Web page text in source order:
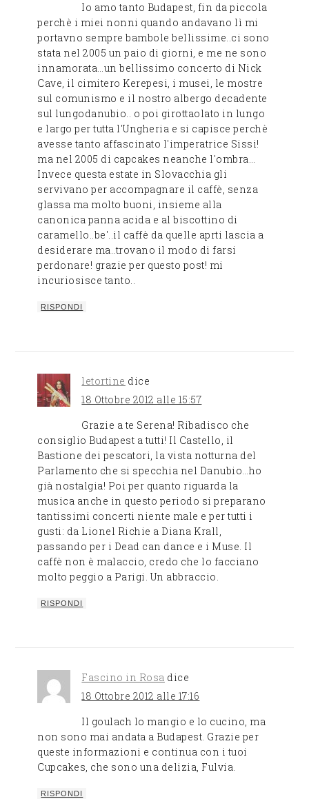
Io amo tanto Budapest, fin da piccola
perchè i miei nonni quando andavano lì mi
portavno sempre bambole bellissime..ci sono
stata nel 2005 un paio di giorni, e me ne sono
innamorata…un bellissimo concerto di Nick
Cave, il cimitero Kerepesi, i musei, le mostre
sul comunismo e il nostro albergo decadente
sul lungodanubio.. o poi girottaolato in lungo
e largo per tutta l'Ungheria e si capisce perchè
avesse tanto affascinato l'imperatrice Sissi!
ma nel 2005 di capcakes neanche l'ombra…
Invece questa estate in Slovacchia gli
servivano per accompagnare il caffè, senza
glassa ma molto buoni, insieme alla
canonica panna acida e al biscottino di
caramello..be'..il caffè da quelle aprti lascia a
desiderare ma..trovano il modo di farsi
perdonare! grazie per questo post! mi
incuriosisce tanto..
RISPONDI
letortine dice
18 Ottobre 2012 alle 15:57
Grazie a te Serena! Ribadisco che
consiglio Budapest a tutti! Il Castello, il
Bastione dei pescatori, la vista notturna del
Parlamento che si specchia nel Danubio…ho
già nostalgia! Poi per quanto riguarda la
musica anche in questo periodo si preparano
tantissimi concerti niente male e per tutti i
gusti: da Lionel Richie a Diana Krall,
passando per i Dead can dance e i Muse. Il
caffè non è malaccio, credo che lo facciano
molto peggio a Parigi. Un abbraccio.
RISPONDI
Fascino in Rosa dice
18 Ottobre 2012 alle 17:16
Il goulach lo mangio e lo cucino, ma
non sono mai andata a Budapest. Grazie per
queste informazioni e continua con i tuoi
Cupcakes, che sono una delizia, Fulvia.
RISPONDI